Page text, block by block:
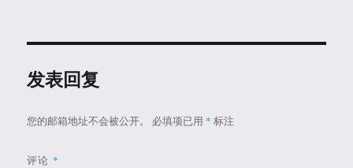
发表回复
您的邮箱地址不会被公开。 必填项已用 * 标注
评论 *